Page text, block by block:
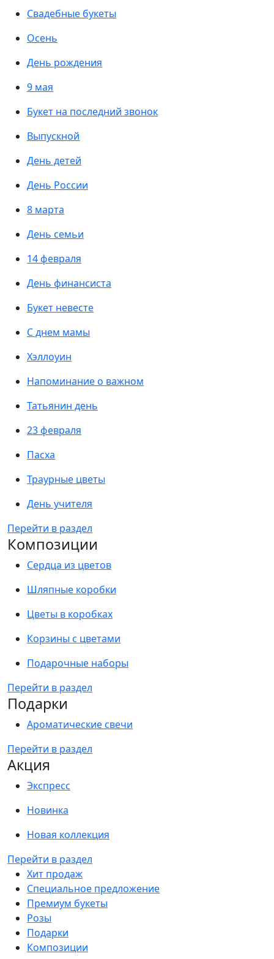
Свадебные букеты
Осень
День рождения
9 мая
Букет на последний звонок
Выпускной
День детей
День России
8 марта
День семьи
14 февраля
День финансиста
Букет невесте
С днем мамы
Хэллоуин
Напоминание о важном
Татьянин день
23 февраля
Пасха
Траурные цветы
День учителя
Перейти в раздел
Композиции
Сердца из цветов
Шляпные коробки
Цветы в коробках
Корзины с цветами
Подарочные наборы
Перейти в раздел
Подарки
Ароматические свечи
Перейти в раздел
Акция
Экспресс
Новинка
Новая коллекция
Перейти в раздел
Хит продаж
Специальное предложение
Премиум букеты
Розы
Подарки
Композиции